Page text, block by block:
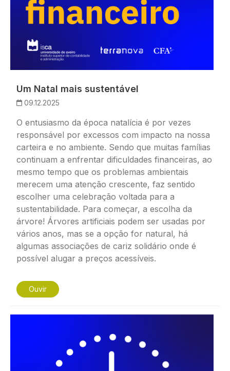
Um Natal mais sustentável
09.12.2025
O entusiasmo da época natalícia é por vezes
responsável por excessos com impacto na nossa
carteira e no ambiente. Sendo que muitas famílias
continuam a enfrentar dificuldades financeiras, ao
mesmo tempo que os problemas ambientais
merecem uma atenção crescente, faz sentido
escolher uma celebração voltada para a
sustentabilidade. Para começar, a escolha da
árvore! Árvores artificiais podem ser usadas por
vários anos, mas se a opção for natural, há
algumas associações de cariz solidário onde é
possível alugar a preços acessíveis.
Ouvir